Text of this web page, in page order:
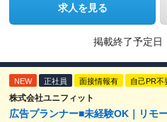
求人を見る
掲載終了予定日
NEW 正社員 面接情報有 自己PR不
株式会社ユニフィット
広告プランナー■未経験OK｜リモ